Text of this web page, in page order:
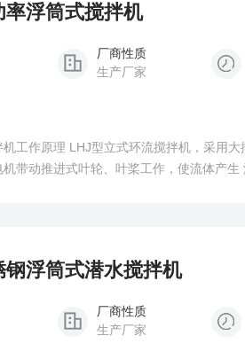
率浮筒式搅拌机
厂商性质
生产厂家
工作原理 LHJ型立式环流搅拌机，采用
带动推进式叶轮、叶桨工作，使流体产
浮筒式潜水搅拌机
厂商性质
生产厂家